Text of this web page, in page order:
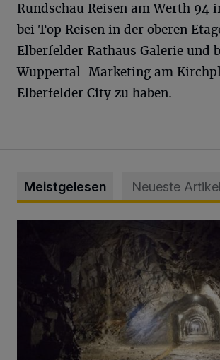
Rundschau Reisen am Werth 94
bei Top Reisen in der oberen
Elberfelder Rathaus Galerie und
Wuppertal-Marketing am
Elberfelder City zu haben.
Meistgelesen Neueste Artikel